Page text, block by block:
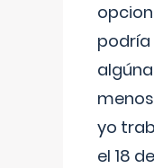
yo
el 18